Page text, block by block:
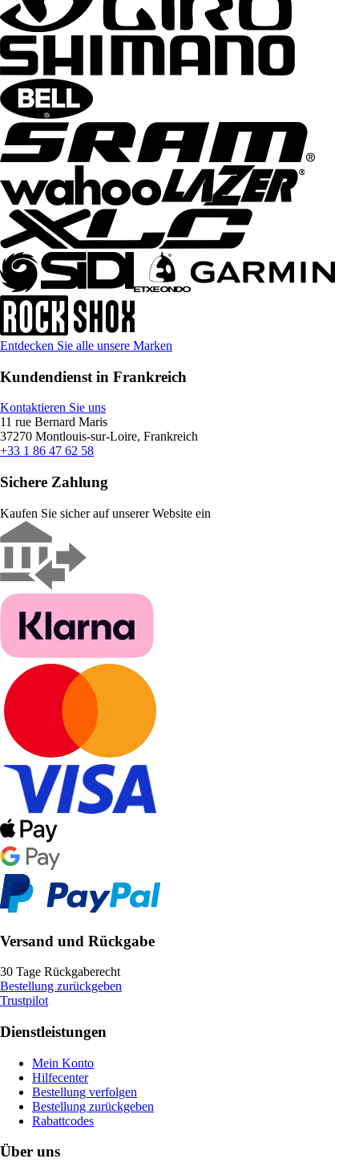
Entdecken Sie alle unsere Marken
Kundendienst in Frankreich
Kontaktieren Sie uns
11 rue Bernard Maris
37270 Montlouis-sur-Loire, Frankreich
+33 1 86 47 62 58
Sichere Zahlung
Kaufen Sie sicher auf unserer Website ein
Versand und Rückgabe
30 Tage Rückgaberecht
Bestellung zurückgeben
Trustpilot
Dienstleistungen
Mein Konto
Hilfecenter
Bestellung verfolgen
Bestellung zurückgeben
Rabattcodes
Über uns